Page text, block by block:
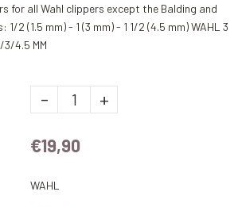
for all Wahl clippers except the Balding and
2 (1.5 mm) - 1 (3 mm) - 1 1/2 (4.5 mm) WAHL 3
3/4.5 MM
- +
€19,90
WAHL